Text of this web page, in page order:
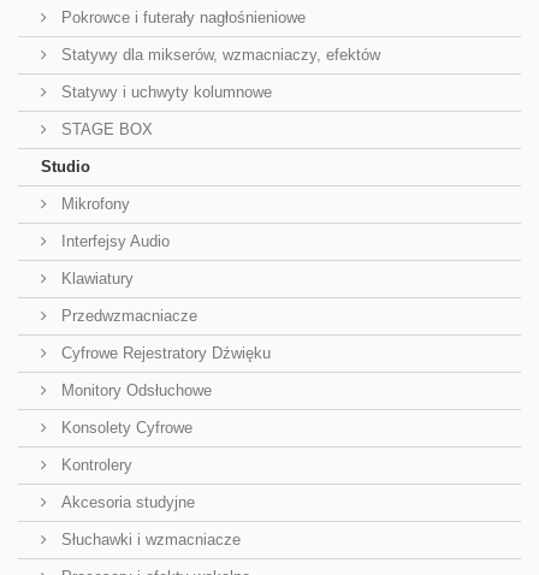
Pokrowce i futerały nagłośnieniowe
Statywy dla mikserów, wzmacniaczy, efektów
Statywy i uchwyty kolumnowe
STAGE BOX
Studio
Mikrofony
Interfejsy Audio
Klawiatury
Przedwzmacniacze
Cyfrowe Rejestratory Dźwięku
Monitory Odsłuchowe
Konsolety Cyfrowe
Kontrolery
Akcesoria studyjne
Słuchawki i wzmacniacze